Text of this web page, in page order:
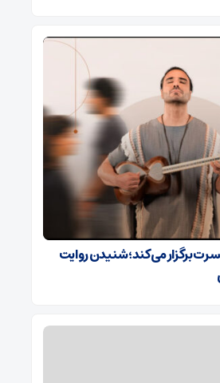
برگزار می‌کند؛ شنیدن روایت